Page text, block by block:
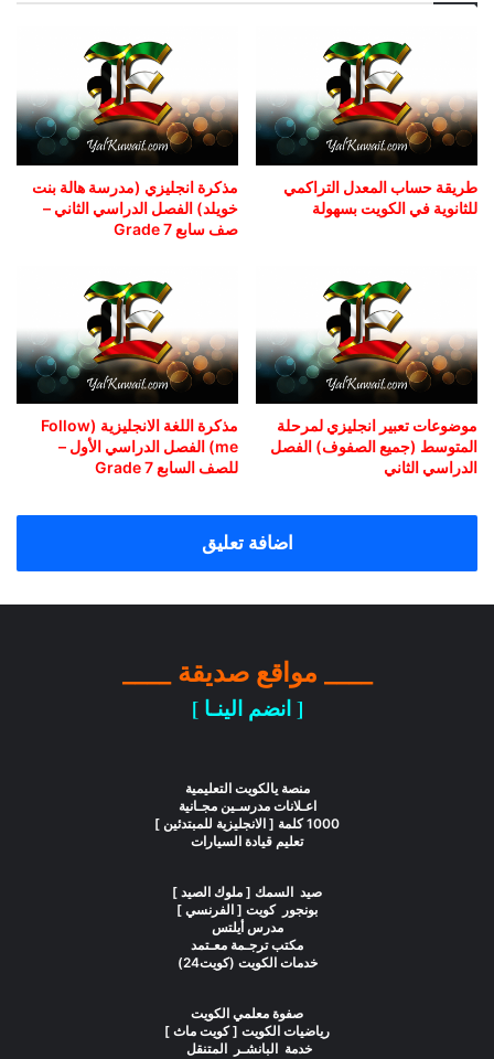
طريقة حساب المعدل التراكمي
للثانوية في الكويت بسهولة
مذكرة انجليزي (مدرسة هالة بنت
خويلد) الفصل الدراسي الثاني –
صف سابع Grade 7
موضوعات تعبير انجليزي لمرحلة
المتوسط (جميع الصفوف) الفصل
الدراسي الثاني
مذكرة اللغة الانجليزية (Follow
me) الفصل الدراسي الأول –
للصف السابع Grade 7
اضافة تعليق
____ مواقع صديقة ____
[ انضم الينـا ]
منصة يالكويت التعليمية
اعـلانات مدرسـين مجـانية
1000 كلمة [ الانجليزية للمبتدئين ]
تعليم قيادة السيارات
صيد السمك [ ملوك الصيد ]
بونجور كويت [ الفرنسي ]
مدرس أيلتس
مكتب ترجـمة معـتمد
خدمات الكويت (كويت24)
صفوة معلمي الكويت
رياضيات الكويت [ كويت ماث ]
خدمة البانشـر المتنقل